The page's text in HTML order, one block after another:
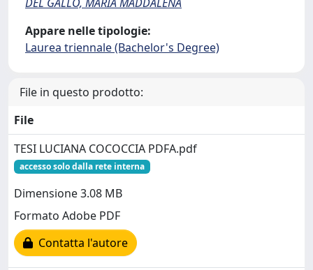
Appare nelle tipologie:
Laurea triennale (Bachelor's Degree)
File in questo prodotto:
File
TESI LUCIANA COCOCCIA PDFA.pdf
accesso solo dalla rete interna
Dimensione 3.08 MB
Formato Adobe PDF
Contatta l'autore